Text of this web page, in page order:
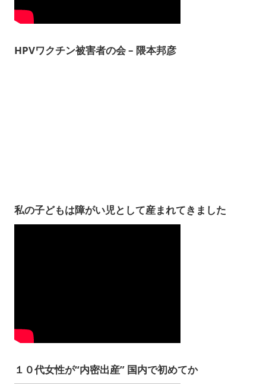
HPVワクチン被害者の会 – 隈本邦彦
私の子どもは障がい児として産まれてきました
１０代女性が“内密出産” 国内で初めてか